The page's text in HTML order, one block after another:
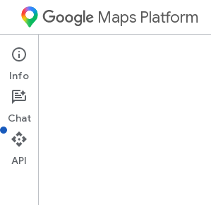
Maps Platform
Environment
Panduan
Info
Chat
API